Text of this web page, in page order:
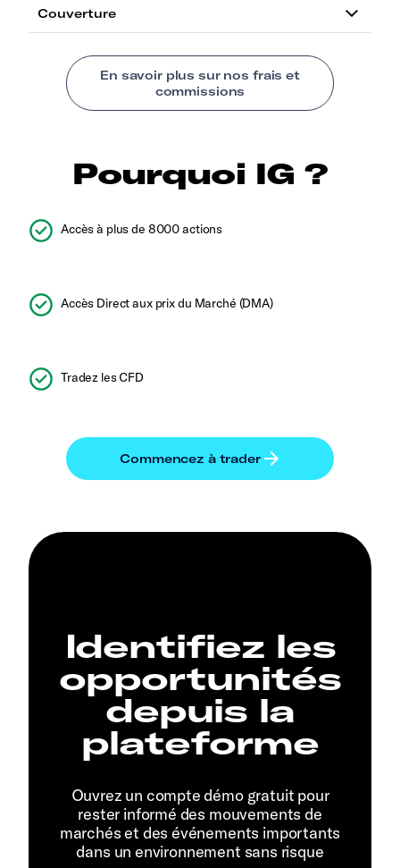
Pourquoi IG ?
Accès à plus de 8000 actions
Accès Direct aux prix du Marché (DMA)
Tradez les CFD
Identifiez les
opportunités
depuis la
plateforme
Ouvrez un compte démo gratuit pour
rester informé des mouvements de
marchés et des événements importants
dans un environnement sans risque